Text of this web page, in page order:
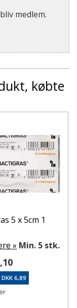
medlem.
købte
5 x 5cm 1
» Min. 5 stk.
6,89